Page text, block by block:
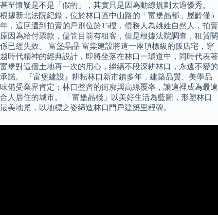
甚至懷疑是不是「假的」，其實只是因為動線規劃太過優秀。
根據新北法院紀錄，位於林口區中山路的「富堡晶都」屋齡僅5
年，這回遭到拍賣的戶別位於15樓，債務人為姚姓自然人，拍賣
原因為給付票款，儘管目前有租客，但是根據法院調查，租賃關
係已經失效。 富堡晶品 富棠建設將這一座頂標級的飯店宅，穿
越時代精神的經典設計，即將坐落在林口一環道中，同時代表著
富堡對這個土地再一次的用心，繼續不段深耕林口，永遠不變的
承諾。 『富堡建設』耕耘林口新市鎮多年，建築品質、美學品
味備受業界肯定；林口整齊的街廓與高綠覆率，讓這裡成為最適
合人居住的城市。 「富堡晶棧」以美好生活為藍圖，形塑林口
最美地景，以地標之姿締造林口門戶建築里程碑。